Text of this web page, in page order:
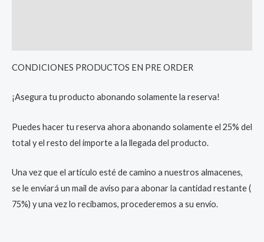
CONDICIONES PRODUCTOS EN PRE ORDER
¡Asegura tu producto abonando solamente la reserva!
Puedes hacer tu reserva ahora abonando solamente el 25% del
total y el resto del importe a la llegada del producto.
Una vez que el artículo esté de camino a nuestros almacenes,
se le enviará un mail de aviso para abonar la cantidad restante (
75%) y una vez lo recibamos, procederemos a su envío.